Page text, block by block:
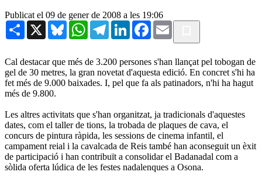
Publicat el 09 de gener de 2008 a les 19:06
Share X BlueskyWhatsAppTelegramLinkedInFacebook
Email
Cal destacar que més de 3.200 persones s'han llançat pel tobogan de
gel de 30 metres, la gran novetat d'aquesta edició. En concret s'hi ha
fet més de 9.000 baixades. I, pel que fa als patinadors, n'hi ha hagut
més de 9.800.
Les altres activitats que s'han organitzat, ja tradicionals d'aquestes
dates, com el taller de tions, la trobada de plaques de cava, el
concurs de pintura ràpida, les sessions de cinema infantil, el
campament reial i la cavalcada de Reis també han aconseguit un èxit
de participació i han contribuït a consolidar el Badanadal com a
sòlida oferta lúdica de les festes nadalenques a Osona.